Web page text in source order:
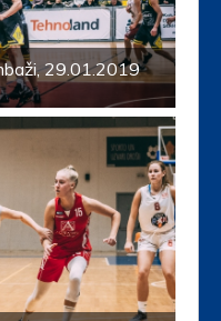
29.01.2019